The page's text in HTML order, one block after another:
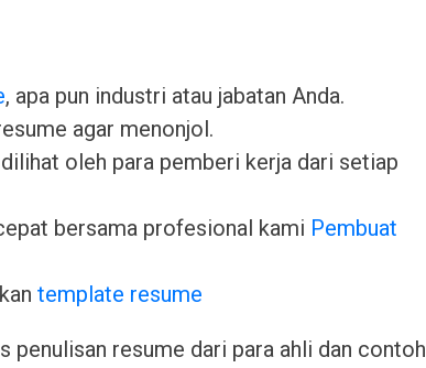
, apa pun industri atau jabatan Anda.
agar menonjol.
oleh para pemberi kerja dari setiap
bersama profesional kami Pembuat
template resume
penulisan resume dari para ahli dan contoh